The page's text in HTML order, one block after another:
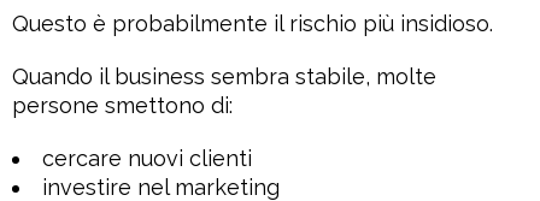
Questo è probabilmente il rischio più insidioso.
Quando il business sembra stabile, molte
persone smettono di:
cercare nuovi clienti
investire nel marketing